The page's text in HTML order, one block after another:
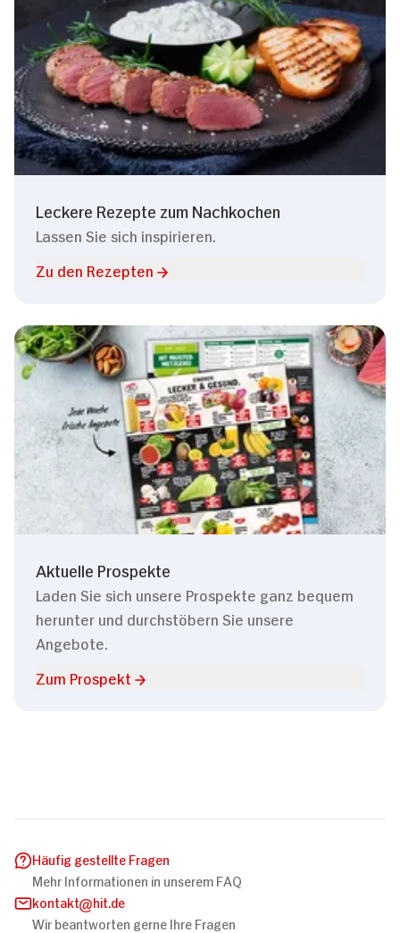
Leckere Rezepte zum Nachkochen
Lassen Sie sich inspirieren.
Zu den Rezepten
Aktuelle Prospekte
Laden Sie sich unsere Prospekte ganz bequem
herunter und durchstöbern Sie unsere
Angebote.
Zum Prospekt
Häufig gestellte Fragen
Mehr Informationen in unserem FAQ
kontakt
hit.de
Wir beantworten gerne Ihre Fragen